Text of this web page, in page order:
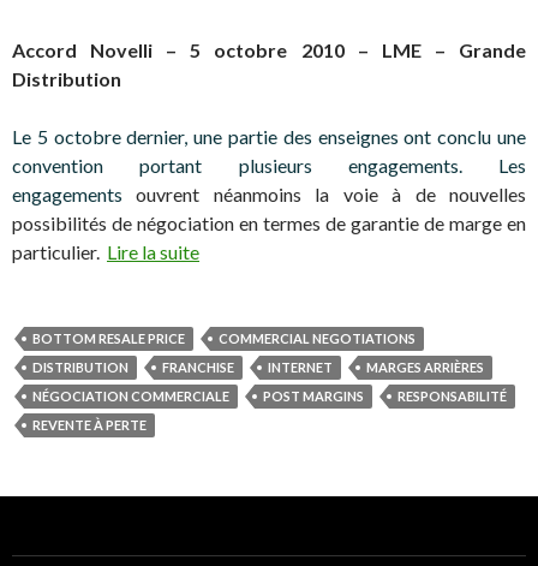
Accord Novelli – 5 octobre 2010 – LME – Grande
Distribution
Le 5 octobre dernier, une partie des enseignes ont conclu une
convention portant plusieurs engagements. Les
engagementsouvrent néanmoins la voie à de nouvelles
possibilités de négociation en termes de garantie de marge en
particulier. Lire la suite
BOTTOM RESALE PRICE
COMMERCIAL NEGOTIATIONS
DISTRIBUTION
FRANCHISE INTERNET
MARGES ARRIÈRES
NÉGOCIATION COMMERCIALE
POST MARGINS
RESPONSABILITÉ
REVENTE À PERTE